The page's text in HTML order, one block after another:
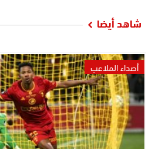
شاهد أيضا
أصداء الملاعب